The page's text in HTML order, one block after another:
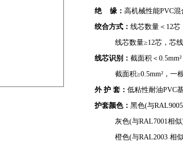
绝 缘： 高机械性能PVC
绞合方式： 线芯数量＜12
线芯数量≥12芯，芯线
线芯识别： 截面积＜
截面积≥0.5mm²，一根
外 护 套： 低粘性耐油PVC
护套颜色： 黑色(与
灰色(与RAL7001相似
橙色(与RAL2003 相似